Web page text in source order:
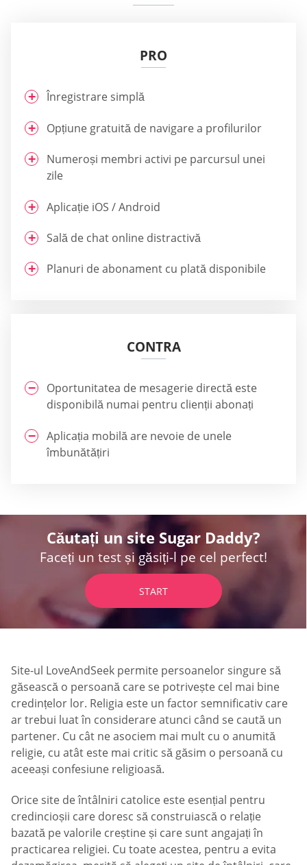
PRO
Înregistrare simplă
Opțiune gratuită de navigare a profilurilor
Numeroși membri activi pe parcursul unei
zile
Aplicație iOS / Android
Sală de chat online distractivă
Planuri de abonament cu plată disponibile
CONTRA
Oportunitatea de mesagerie directă este
disponibilă numai pentru clienții abonați
Aplicația mobilă are nevoie de unele
îmbunătățiri
Căutați un site Sugar Daddy?
Faceți un test și găsiți-l pe cel perfect!
START
Site-ul LoveAndSeek permite persoanelor singure să
găsească o persoană care se potrivește cel mai bine
credințelor lor. Religia este un factor semnificativ care
ar trebui luat în considerare atunci când se caută un
partener. Cu cât ne asociem mai mult cu o anumită
religie, cu atât este mai critic să găsim o persoană cu
aceeași confesiune religioasă.
Orice site de întâlniri catolice este esențial pentru
credincioșii care doresc să construiască o relație
bazată pe valorile creștine și care sunt angajați în
practicarea religiei. Cu toate acestea, pentru a evita